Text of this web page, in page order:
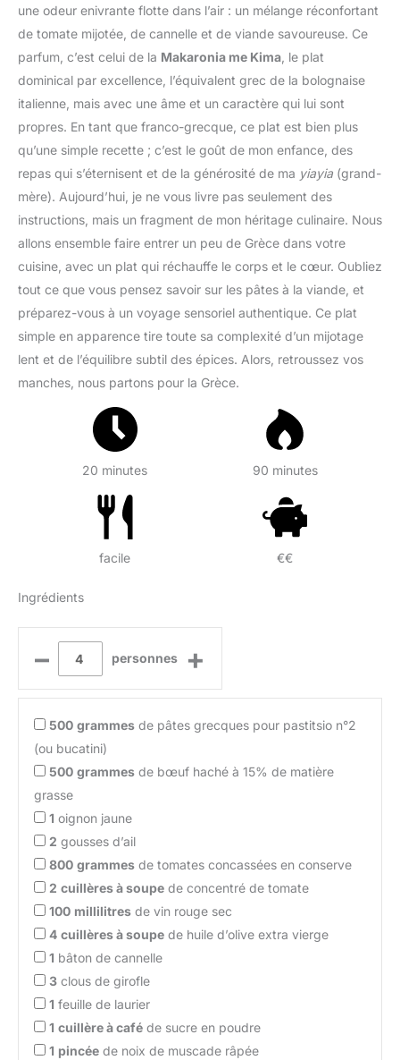
une odeur enivrante flotte dans l’air : un mélange réconfortant
de tomate mijotée, de cannelle et de viande savoureuse. Ce
parfum, c’est celui de la Makaronia me Kima , le plat
dominical par excellence, l’équivalent grec de la bolognaise
italienne, mais avec une âme et un caractère qui lui sont
propres. En tant que franco-grecque, ce plat est bien plus
qu’une simple recette ; c’est le goût de mon enfance, des
repas qui s’éternisent et de la générosité de ma yiayia (grand-
mère). Aujourd’hui, je ne vous livre pas seulement des
instructions, mais un fragment de mon héritage culinaire. Nous
allons ensemble faire entrer un peu de Grèce dans votre
cuisine, avec un plat qui réchauffe le corps et le cœur. Oubliez
tout ce que vous pensez savoir sur les pâtes à la viande, et
préparez-vous à un voyage sensoriel authentique. Ce plat
simple en apparence tire toute sa complexité d’un mijotage
lent et de l’équilibre subtil des épices. Alors, retroussez vos
manches, nous partons pour la Grèce.
20 minutes 90 minutes
facile €€
Ingrédients
– personnes +
500 grammes de pâtes grecques pour pastitsio n°2
(ou bucatini)
500 grammes de bœuf haché à 15% de matière
grasse
1 oignon jaune
2 gousses d’ail
800 grammes de tomates concassées en conserve
2 cuillères à soupe de concentré de tomate
100 millilitres de vin rouge sec
4 cuillères à soupe de huile d’olive extra vierge
1 bâton de cannelle
3 clous de girofle
1 feuille de laurier
1 cuillère à café de sucre en poudre
1 pincée de noix de muscade râpée